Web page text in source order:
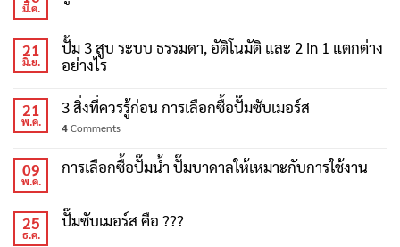
มี.ค.
21
มิ.ย.
ปั้ม 3 สูบ ระบบ ธรรมดา, อัติโนมัติ และ 2 in 1 แตกต่าง
อย่างไร
21
พ.ค.
3 สิ่งที่ควรรู้ก่อน การเลือกซื้อปั๊มซับเมอร์ส
4Comments
09
พ.ค.
การเลือกซื้อปั๊มน้ำ ปั๊มบาดาลให้เหมาะกับการใช้งาน
25
ธ.ค.
ปั๊มซับเมอร์ส คือ ???